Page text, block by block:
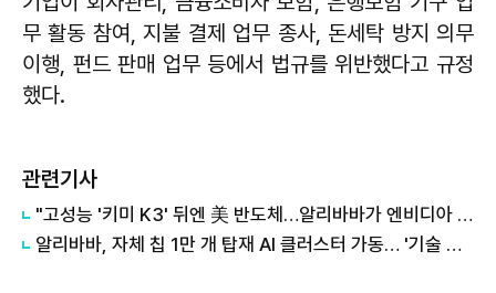
무 활동 참여, 지불 결제 업무 종사, 돈세탁 방지 의무
이행, 펀드 판매 업무 등에서 법규를 위반했다고 규정
했다.
관련기사
"고성능 '키미 K3' 뒤엔 美 반도체…알리바바가 엔비디아 칩 2만장 제공"
알리바바, 자체 칩 1만 개 탑재 AI 클러스터 가동… '기술 자립' 가속